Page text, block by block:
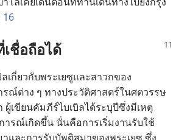
16
ชื่อถือ​ได้
เกี่ยว​กับ​พระ​เยซู​และ​สาวก​ของ​
รณ์​ต่าง ๆ ทาง​ประวัติศาสตร์​ใน​ศตวรรษ​
ผู้​เขียน​คัมภีร์​ไบเบิล​ได้​ระบุ​ปี​ซึ่ง​มี​เหตุ​
รณ์​เกิด​ขึ้น นั่น​คือ​การ​เริ่ม​งาน​รับใช้​